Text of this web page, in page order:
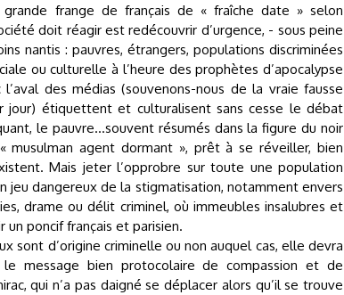
frange de français de « fraîche date » selon
doit réagir est redécouvrir d’urgence, - sous peine
nantis : pauvres, étrangers, populations discriminées
ou culturelle à l’heure des prophètes d’apocalypse
des médias (souvenons-nous de la vraie fausse
jour) étiquettent et culturalisent sans cesse le débat
le pauvre...souvent résumés dans la figure du noir
agent dormant », prêt à se réveiller, bien
Mais jeter l’opprobre sur toute une population
jeu dangereux de la stigmatisation, notamment envers
drame ou délit criminel, où immeubles insalubres et
poncif français et parisien.
sont d’origine criminelle ou non auquel cas, elle devra
message bien protocolaire de compassion et de
qui n’a pas daigné se déplacer alors qu’il se trouve